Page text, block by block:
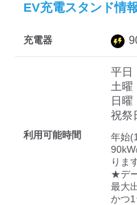
三菱ディーラーを表
示
中速-20kW-
EV充電スタンド情
充電器
利用可能時間
平日
土曜
日曜
祝祭
年始
りま
★デ
最大
かつ1